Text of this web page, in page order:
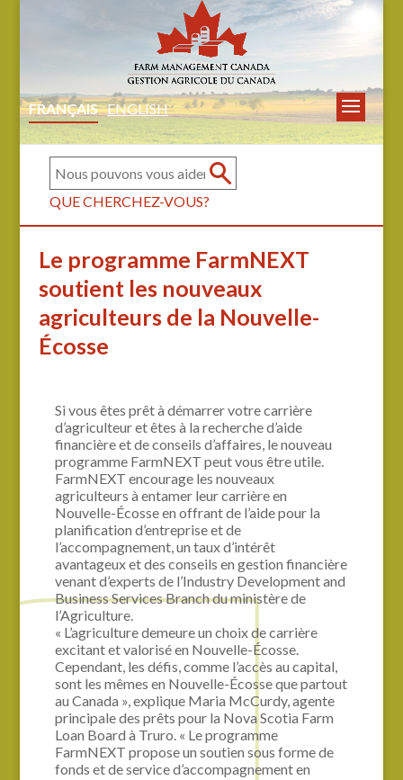
FRANÇAIS ENGLISH
QUE CHERCHEZ-VOUS?
Le programme FarmNEXT
soutient les nouveaux
agriculteurs de la Nouvelle-
Écosse
Si vous êtes prêt à démarrer votre carrière
d’agriculteur et êtes à la recherche d’aide
financière et de conseils d’affaires, le nouveau
programme FarmNEXT peut vous être utile.
FarmNEXT encourage les nouveaux
agriculteurs à entamer leur carrière en
Nouvelle-Écosse en offrant de l’aide pour la
planification d’entreprise et de
l’accompagnement, un taux d’intérêt
avantageux et des conseils en gestion financière
venant d’experts de l’Industry Development and
Business Services Branch du ministère de
l’Agriculture.
« L’agriculture demeure un choix de carrière
excitant et valorisé en Nouvelle-Écosse.
Cependant, les défis, comme l’accès au capital,
sont les mêmes en Nouvelle-Écosse que partout
au Canada », explique Maria McCurdy, agente
principale des prêts pour la Nova Scotia Farm
Loan Board à Truro. « Le programme
FarmNEXT propose un soutien sous forme de
fonds et de service d’accompagnement en